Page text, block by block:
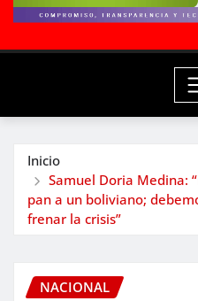
Inicio
Samuel Doria Medina:
pan a un boliviano;
frenar la crisis”
NACIONAL